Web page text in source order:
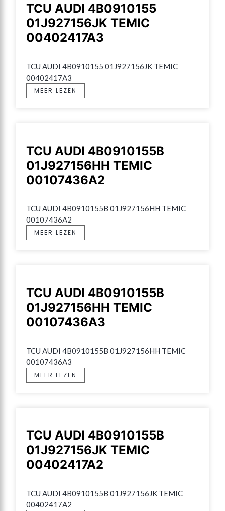
TCU AUDI 4B0910155
01J927156JK TEMIC
00402417A3
TCU AUDI 4B0910155 01J927156JK TEMIC
00402417A3
MEER LEZEN
TCU AUDI 4B0910155B
01J927156HH TEMIC
00107436A2
TCU AUDI 4B0910155B 01J927156HH TEMIC
00107436A2
MEER LEZEN
TCU AUDI 4B0910155B
01J927156HH TEMIC
00107436A3
TCU AUDI 4B0910155B 01J927156HH TEMIC
00107436A3
MEER LEZEN
TCU AUDI 4B0910155B
01J927156JK TEMIC
00402417A2
TCU AUDI 4B0910155B 01J927156JK TEMIC
00402417A2